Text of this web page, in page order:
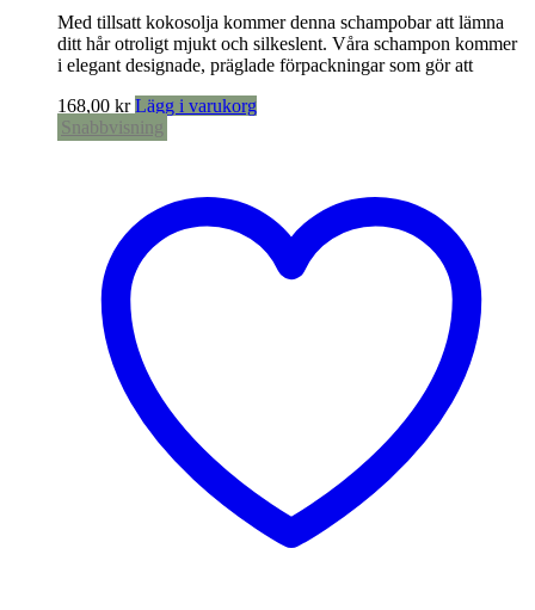
Med tillsatt kokosolja kommer denna schampobar att lämna
ditt hår otroligt mjukt och silkeslent. Våra schampon kommer
i elegant designade, präglade förpackningar som gör att
168,00 kr Lägg i varukorg
Snabbvisning